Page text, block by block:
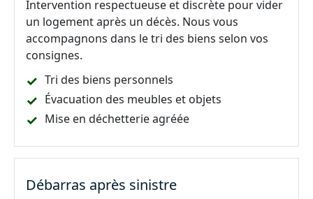
Intervention respectueuse et discrète pour vider
un logement après un décès. Nous vous
accompagnons dans le tri des biens selon vos
consignes.
Tri des biens personnels
Évacuation des meubles et objets
Mise en déchetterie agréée
Débarras après sinistre